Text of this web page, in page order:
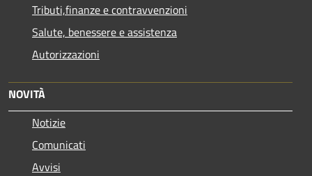
Tributi,finanze e contravvenzioni
Salute, benessere e assistenza
Autorizzazioni
NOVITÀ
Notizie
Comunicati
Avvisi